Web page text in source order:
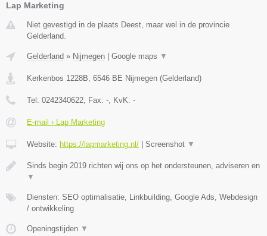
Lap Marketing
Niet gevestigd in de plaats Deest, maar wel in de provincie
Gelderland.
Gelderland » Nijmegen Google maps ▼
Kerkenbos 1228B, 6546 BE Nijmegen (Gelderland)
Tel: 0242340622, Fax: -, KvK: -
E-mail › Lap Marketing
Website: https://lapmarketing.nl/ Screenshot ▼
Sinds begin 2019 richten wij ons op het ondersteunen, adviseren en
▼
Diensten: SEO optimalisatie, Linkbuilding, Google Ads, Webdesign
/ ontwikkeling
Openingstijden ▼